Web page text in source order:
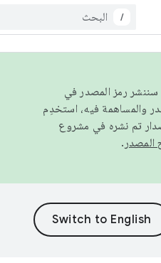
/
سننشر رمز المصدر في
تم نشره في مشروع
.